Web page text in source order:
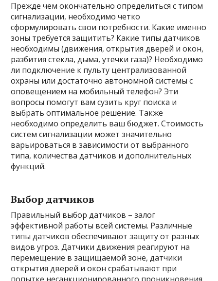
Прежде чем окончательно определиться с типом
сигнализации, необходимо четко
сформулировать свои потребности. Какие именно
зоны требуется защитить? Какие типы датчиков
необходимы (движения, открытия дверей и окон,
разбития стекла, дыма, утечки газа)? Необходимо
ли подключение к пульту централизованной
охраны или достаточно автономной системы с
оповещением на мобильный телефон? Эти
вопросы помогут вам сузить круг поиска и
выбрать оптимальное решение. Также
необходимо определить ваш бюджет. Стоимость
систем сигнализации может значительно
варьироваться в зависимости от выбранного
типа, количества датчиков и дополнительных
функций.
Выбор датчиков
Правильный выбор датчиков – залог
эффективной работы всей системы. Различные
типы датчиков обеспечивают защиту от разных
видов угроз. Датчики движения реагируют на
перемещение в защищаемой зоне, датчики
открытия дверей и окон срабатывают при